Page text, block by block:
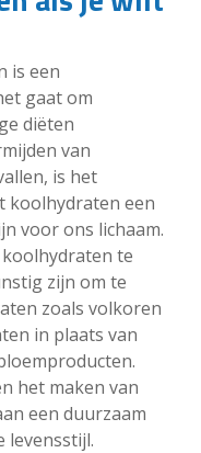
is een
gaat om
diëten
van
is het
koolhydraten een
voor ons lichaam.
te
zijn om te
zoals volkoren
in plaats van
het maken van
een duurzaam
levensstijl.